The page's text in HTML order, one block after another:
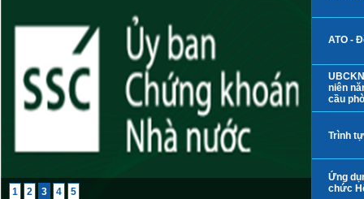
1 2 3 4 5
ATO -
niên
cầu
Trình
Ứng
chức